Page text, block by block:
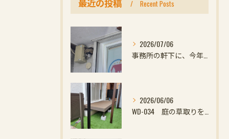
Recent Posts
2026/07/06
2026/06/06